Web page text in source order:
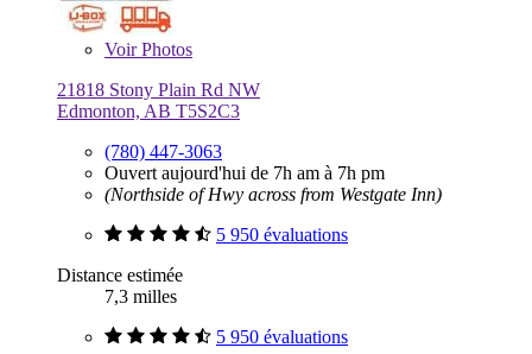
VoirPhotos
21818 Stony Plain Rd NW
Edmonton, AB T5S2C3
(780) 447-3063
Ouvert aujourd'hui de 7h am à 7h pm
(Northside of Hwy across from Westgate Inn)
5 950 évaluations
Distance estimée
7,3 milles
5 950 évaluations